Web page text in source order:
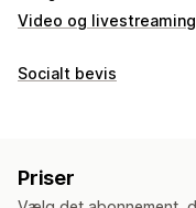
Video og livestreaming
Videoadministration
Flere kanaler
Socialt bevis
Anmeldelser
Priser